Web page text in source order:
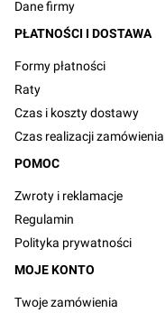
Dane firmy
PŁATNOŚCI I DOSTAWA
Formy płatności
Raty
Czas i koszty dostawy
Czas realizacji zamówienia
POMOC
Zwroty i reklamacje
Regulamin
Polityka prywatności
MOJE KONTO
Twoje zamówienia